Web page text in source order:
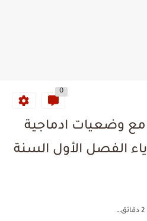
0
وضعيات ادماجية
الفصل الأول السنة
2 دقائق للقراءة